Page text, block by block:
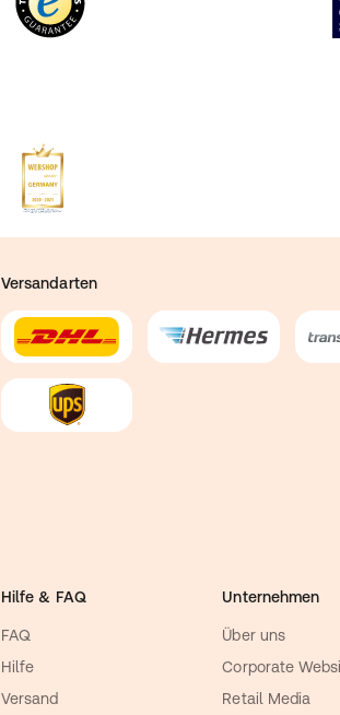
Versandarten
Hilfe & FAQ
FAQ
Hilfe
Versand
Unternehmen
Über uns
Corporate
Retail Media